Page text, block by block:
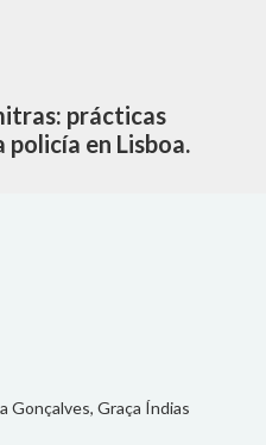
prácticas
en Lisboa.
Gonçalves, Graça Índias